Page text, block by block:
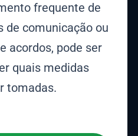
frequente de
de comunicação ou
acordos, pode ser
quais medidas
tomadas.